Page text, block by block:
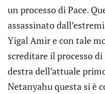
un processo di Pace.
assassinato
Yigal Amir e con tale
screditare il processo
destra dell’attuale
Netanyahu questa si è